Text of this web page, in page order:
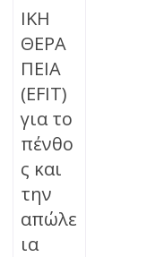
ΙΚΗ
ΘΕΡΑ
ΠΕΙΑ
(EFIT)
για το
πένθο
ς και
την
απώλε
ια